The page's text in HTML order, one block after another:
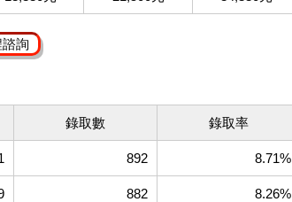
諮詢
錄取數 錄取率
892 8.71%
882 8.26%